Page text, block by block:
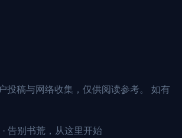
投稿与网络收集，仅供阅读参考。 如有
告别书荒，从这里开始